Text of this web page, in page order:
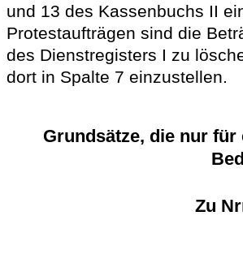
und 13 des Kassenbuchs II
Protestaufträgen sind die
des Dienstregisters I zu
dort in Spalte 7 einzustellen.
Grundsätze, die nur
Zu